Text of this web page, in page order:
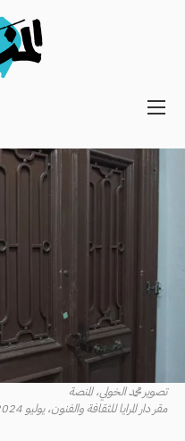
Main
Secondary
Navigation
تصوير محمد الخولي، المنصة
مقر دار المرايا للثقافة والفنون، يوليو 2024